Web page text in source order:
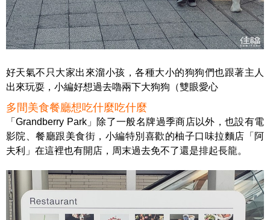
好天氣不只大家出來溜小孩，各種大小的狗狗們也跟著主人
出來玩耍，小編好想過去嚕兩下大狗狗（雙眼愛心
多間美食餐廳想吃什麼吃什麼
「Grandberry Park」除了一般名牌過季商店以外，也設有電
影院、餐廳跟美食街，小編特別喜歡的柚子口味拉麵店「阿
夫利」在這裡也有開店，周末過去免不了還是排起長龍。